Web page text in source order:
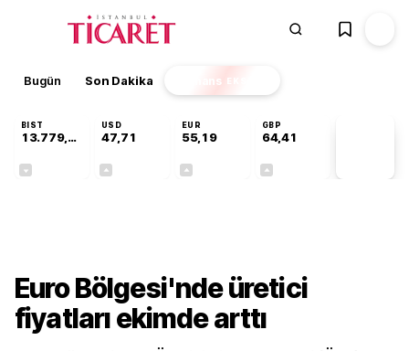
Bugün Son Dakika Finans EKSTRA
BIST
13.779,39
USD
47,71
EUR
55,19
GBP
64,41
Euro Bölgesi'nde üretici
fiyatları ekimde arttı